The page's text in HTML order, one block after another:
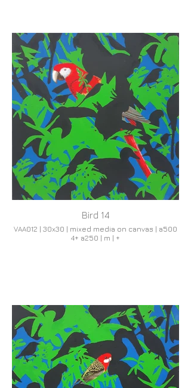
Bird 14
VAA012 | 30x30 | mixed media on canvas | a500
4+ a250 | m | +